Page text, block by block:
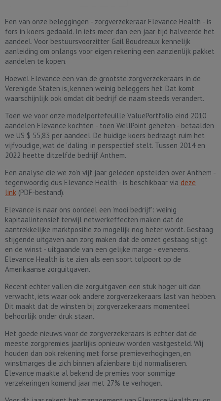
Een van onze beleggingen - zorgverzekeraar Elevance Health - is
fors in koers gedaald. In iets meer dan een jaar tijd halveerde het
aandeel. Voor bestuursvoorzitter Gail Boudreaux kennelijk
aanleiding om onlangs voor eigen rekening een aanzienlijk pakket
aandelen te kopen.
Hoewel Elevance een van de grootste zorgverzekeraars in de
Verenigde Staten is, kennen weinig beleggers het. Dat komt
waarschijnlijk ook omdat dit bedrijf de naam steeds verandert.
Toen we voor onze modelportefeuille ValuePortfolio eind 2010
aandelen Elevance kochten - toen WellPoint geheten - betaalden
we US $ 55,83 per aandeel. De huidige koers bedraagt ruim het
vijfvoudige, wat de 'daling' in perspectief stelt. Tussen 2014 en
2022 heette ditzelfde bedrijf Anthem.
Een analyse die we zo'n vijf jaar geleden opstelden over Anthem -
tegenwoordig dus Elevance Health - is beschikbaar via deze
link (PDF-bestand).
Elevance is naar ons oordeel een 'mooi bedrijf': weinig
kapitaalintensief terwijl netwerkeffecten maken dat de
aantrekkelijke marktpositie zo mogelijk nog beter wordt. Gestaag
stijgende uitgaven aan zorg maken dat de omzet gestaag stijgt
en de winst - uitgaande van een gelijke marge - eveneens.
Elevance Health is te zien als een soort tolpoort op de
Amerikaanse zorguitgaven.
Recent echter vallen die zorguitgaven een stuk hoger uit dan
verwacht, iets waar ook andere zorgverzekeraars last van hebben.
Dit maakt dat de winsten bij zorgverzekeraars momenteel
behoorlijk onder druk staan.
Het goede nieuws voor de zorgverzekeraars is echter dat de
meeste zorgpremies jaarlijks opnieuw worden vastgesteld. Wij
houden dan ook rekening met forse premieverhogingen, en
winstmarges die zich binnen afzienbare tijd normaliseren.
Elevance maakte al bekend de premies voor sommige
verzekeringen komend jaar met 27% te verhogen.